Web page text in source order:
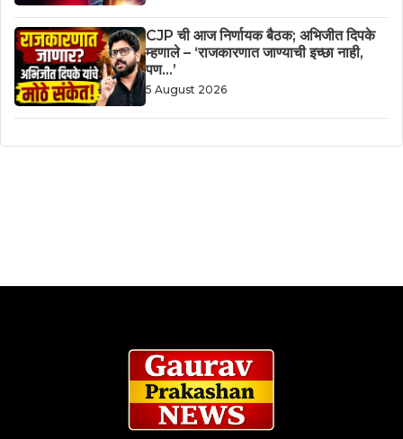
CJP ची आज निर्णायक बैठक; अभिजीत दिपके
म्हणाले – ‘राजकारणात जाण्याची इच्छा नाही,
पण…’
5 August 2026